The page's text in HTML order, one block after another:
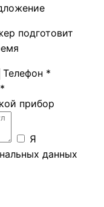
подготовит
Телефон *
прибор
Я
данных